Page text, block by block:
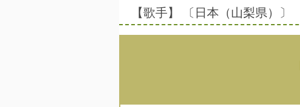
【歌手】 〔日本（山梨県）〕